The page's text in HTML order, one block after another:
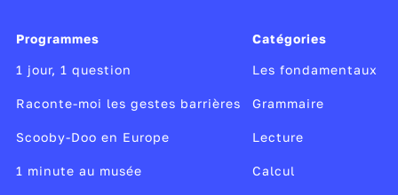
mais aussi de les aider à développer leurs capacités
Programmes
1 jour, 1 question
Raconte-moi les gestes barrières
Scooby-Doo en Europe
1 minute au musée
Catégories
Les fondamentaux
Grammaire
Lecture
Calcul